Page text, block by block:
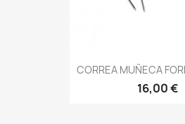
CORREA MUÑECA
16,00 €